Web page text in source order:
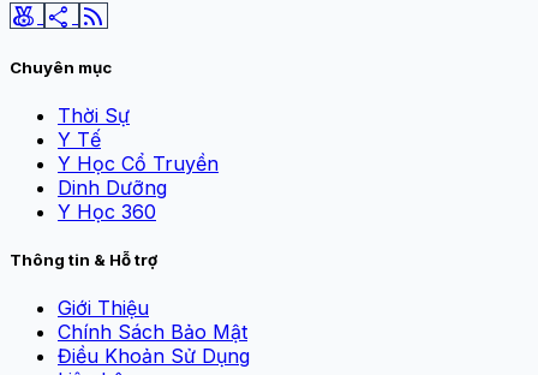
social_leaderboard share rss_feed
Chuyên mục
Thời Sự
Y Tế
Y Học Cổ Truyền
Dinh Dưỡng
Y Học 360
Thông tin & Hỗ trợ
Giới Thiệu
Chính Sách Bảo Mật
Điều Khoản Sử Dụng